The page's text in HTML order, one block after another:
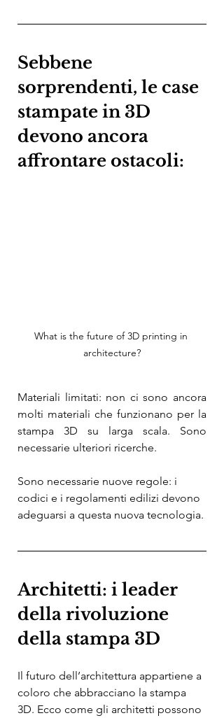
Sebbene
sorprendenti, le case
stampate in 3D
devono ancora
affrontare ostacoli:
What is the future of 3D printing in
architecture?
Materiali limitati: non ci sono ancora
molti materiali che funzionano per la
stampa 3D su larga scala. Sono
necessarie ulteriori ricerche.
Sono necessarie nuove regole: i
codici e i regolamenti edilizi devono
adeguarsi a questa nuova tecnologia.
Architetti: i leader
della rivoluzione
della stampa 3D
Il futuro dell’architettura appartiene a
coloro che abbracciano la stampa
3D. Ecco come gli architetti possono